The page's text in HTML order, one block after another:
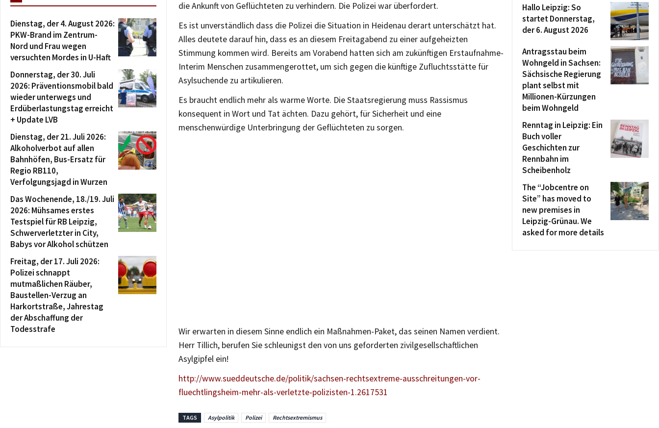
die Ankunft von Geflüchteten zu verhindern. Die Polizei war überfordert.
Es ist unverständlich dass die Polizei die Situation in Heidenau derart unterschätzt hat.
Alles deutete darauf hin, dass es an diesem Freitagabend zu einer aufgeheizten
Stimmung kommen wird. Bereits am Vorabend hatten sich am zukünftigen Erstaufnahme-
Interim Menschen zusammengerottet, um sich gegen die künftige Zufluchtsstätte für
Asylsuchende zu artikulieren.
Es braucht endlich mehr als warme Worte. Die Staatsregierung muss Rassismus
konsequent in Wort und Tat ächten. Dazu gehört, für Sicherheit und eine
menschenwürdige Unterbringung der Geflüchteten zu sorgen.
Wir erwarten in diesem Sinne endlich ein Maßnahmen-Paket, das seinen Namen verdient.
Herr Tillich, berufen Sie schleunigst den von uns geforderten zivilgesellschaftlichen
Asylgipfel ein!
http://www.sueddeutsche.de/politik/sachsen-rechtsextreme-ausschreitungen-vor-
fluechtlingsheim-mehr-als-verletzte-polizisten-1.2617531
TAGS Asylpolitik Polizei Rechtsextremismus
Dienstag, der 4. August 2026:
PKW-Brand im Zentrum-
Nord und Frau wegen
versuchten Mordes in U-Haft
Donnerstag, der 30. Juli
2026: Präventionsmobil bald
wieder unterwegs und
Erdüberlastungstag erreicht
+ Update LVB
Dienstag, der 21. Juli 2026:
Alkoholverbot auf allen
Bahnhöfen, Bus-Ersatz für
Regio RB110,
Verfolgungsjagd in Wurzen
Das Wochenende, 18./19. Juli
2026: Mühsames erstes
Testspiel für RB Leipzig,
Schwerverletzter in City,
Babys vor Alkohol schützen
Freitag, der 17. Juli 2026:
Polizei schnappt
mutmaßlichen Räuber,
Baustellen-Verzug an
Harkortstraße, Jahrestag
der Abschaffung der
Todesstrafe
Hallo Leipzig: So
startet Donnerstag,
der 6. August 2026
Antragsstau beim
Wohngeld in Sachsen:
Sächsische Regierung
plant selbst mit
Millionen-Kürzungen
beim Wohngeld
Renntag in Leipzig: Ein
Buch voller
Geschichten zur
Rennbahn im
Scheibenholz
The “Jobcentre on
Site” has moved to
new premises in
Leipzig-Grünau. We
asked for more details